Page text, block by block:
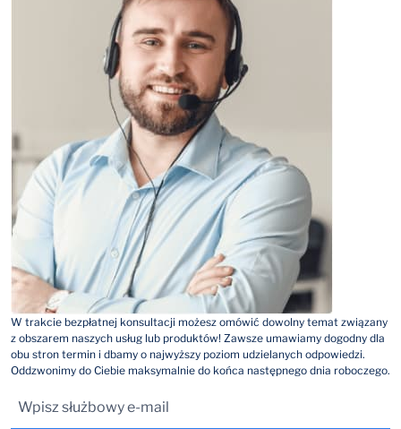
W trakcie bezpłatnej konsultacji możesz omówić dowolny temat związany
z obszarem naszych usług lub produktów! Zawsze umawiamy dogodny dla
obu stron termin i dbamy o najwyższy poziom udzielanych odpowiedzi.
Oddzwonimy do Ciebie maksymalnie do końca następnego dnia roboczego.